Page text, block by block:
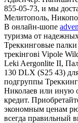
855-05-73, и мы
Мелитополь,
В онлайн-шопе
туризма от
Треккинговые палки
трекінгові Vipole
Leki Aergonlite II,
130 DLX (S25 43)
подгруппы
Николаев или иную
кредит.
экономным ценам
всегда правильный